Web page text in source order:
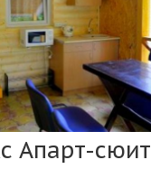
Апарт-сюит